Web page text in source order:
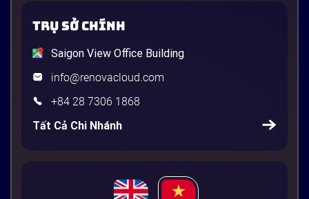
TRỤ SỞ CHÍNH
Saigon View Office Building
info@renovacloud.com
+84 28 7306 1868
Tất Cả Chi Nhánh